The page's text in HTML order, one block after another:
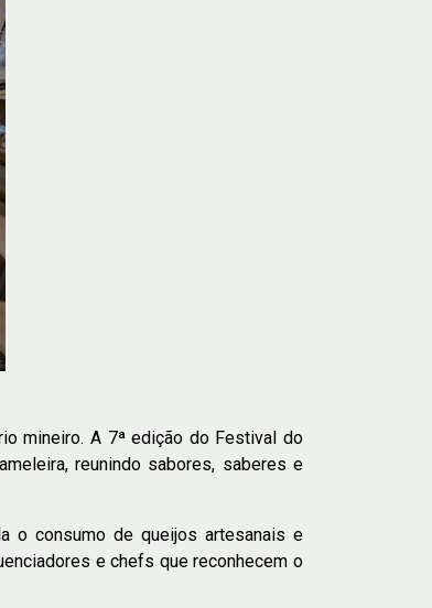
mineiro. A 7ª edição do Festival do
reunindo sabores, saberes e
o consumo de queijos artesanais e
e chefs que reconhecem o